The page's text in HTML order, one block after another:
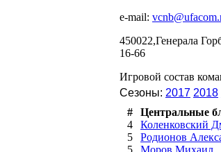
e-mail:
450022,Генерала
16-66
Игровой состав
Сезоны: 2017 2018
#
Центральные
4
Коленковский
5
Родионов
5
Моров Михаил